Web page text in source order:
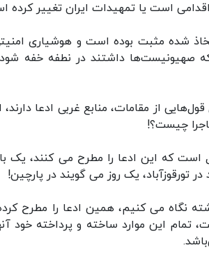
است یا تمهیدات ایران تغییر کرده
شده مثبت بوده است و هوشیاری
صهیونیست‌ها داشتند در نطفه خفه
قول‌هایی از مقامات، منابع غربی ادعا
چیست؟!
آنها بیش از ۲۰ سال است که این ادعا را مطرح
تورقوزآباد، یک روز می گویند در پارچین!
در ۲۰ سال گذشته نگاه می کنیم، همین ادعا را
این موارد ساخته و پرداخته خود